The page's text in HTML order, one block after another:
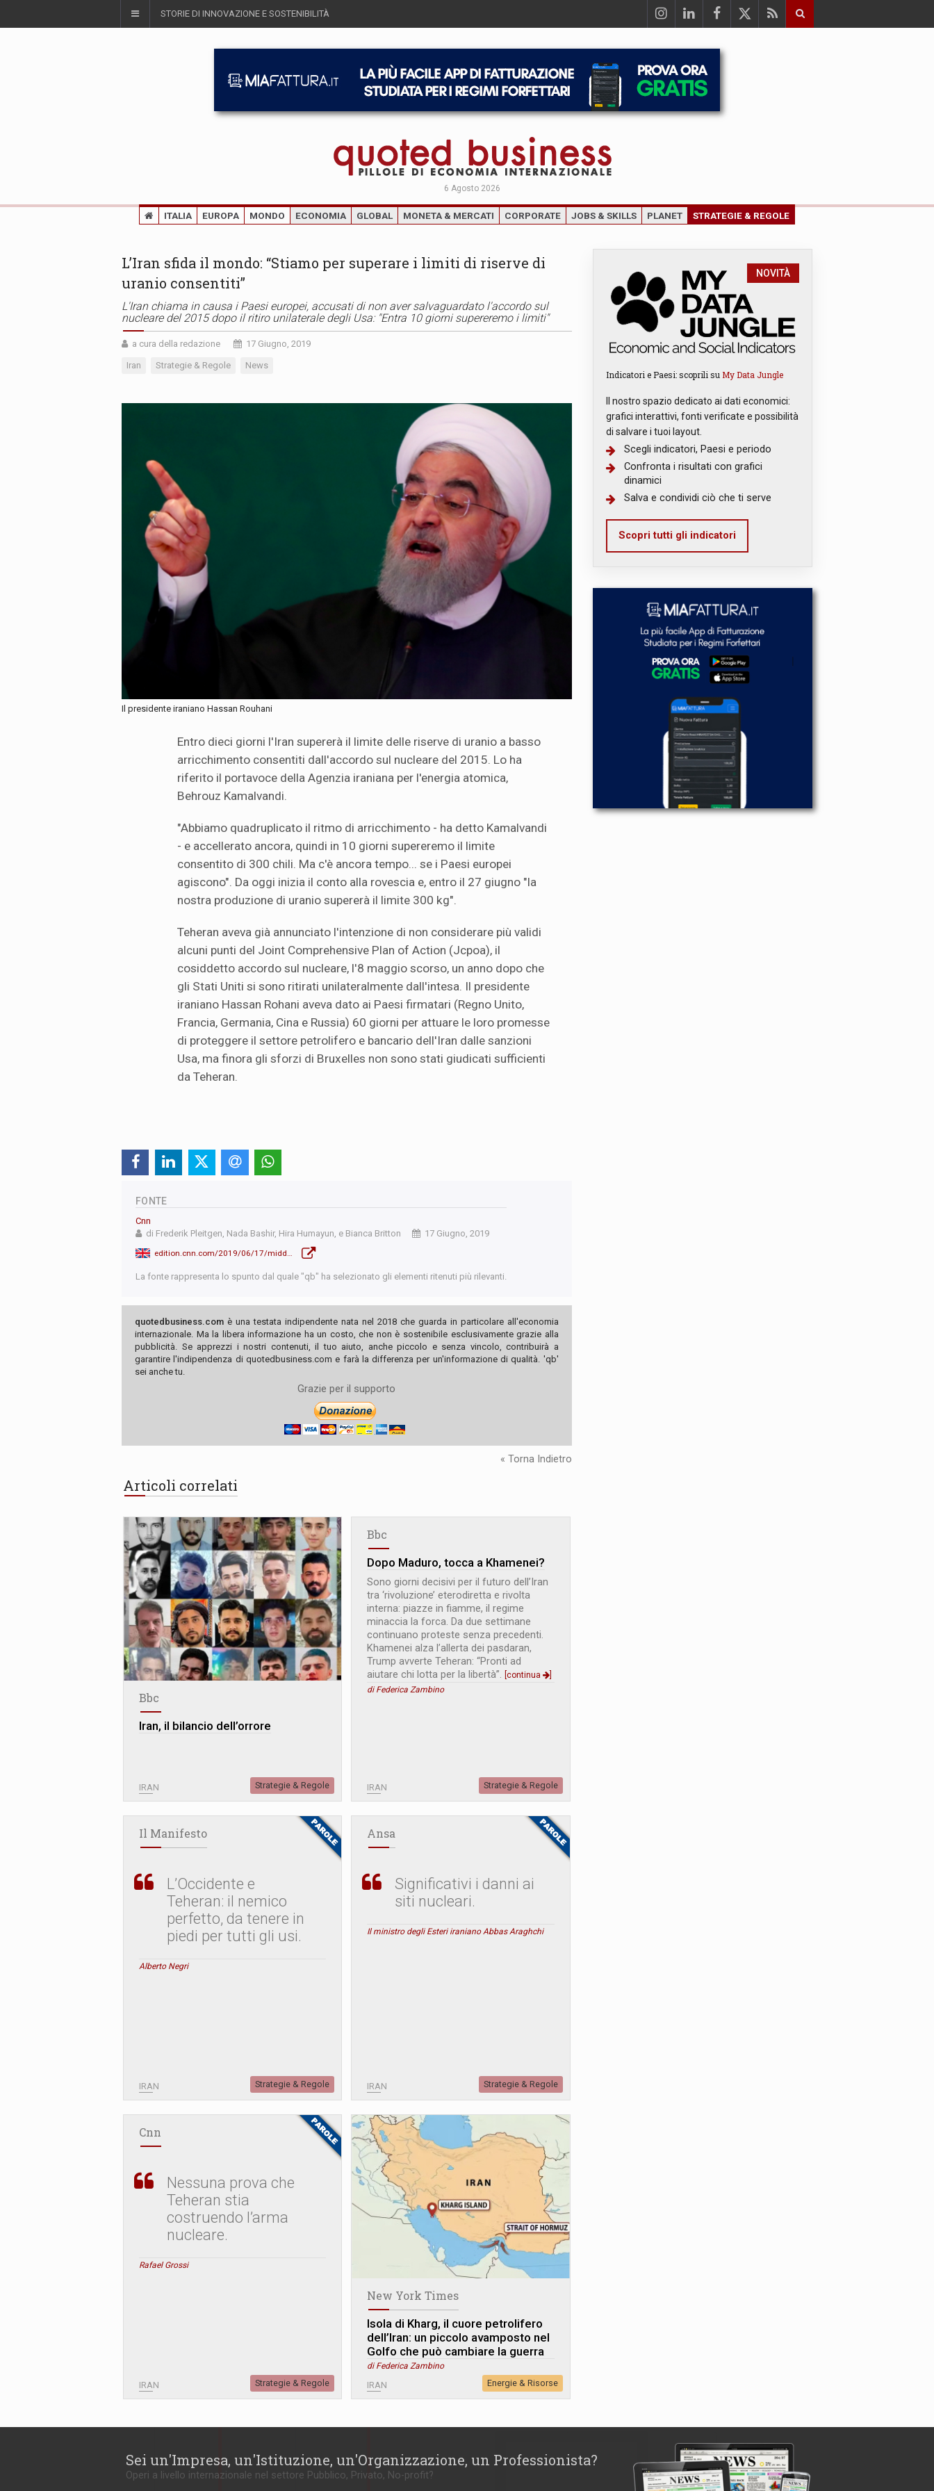
STORIE DI INNOVAZIONE E SOSTENIBILITÀ
6 Agosto 2026
ITALIA EUROPA MONDO ECONOMIA GLOBAL MONETA & MERCATI CORPORATE JOBS & SKILLS PLANET STRATEGIE & REGOLE
L’Iran sfida il mondo: “Stiamo per superare i limiti di riserve di
uranio consentiti”
L'Iran chiama in causa i Paesi europei, accusati di non aver salvaguardato l'accordo sul
nucleare del 2015 dopo il ritiro unilaterale degli Usa: "Entra 10 giorni supereremo i limiti"
a cura della redazione 17 Giugno, 2019
Iran Strategie & Regole News
Il presidente iraniano Hassan Rouhani
Entro dieci giorni l'Iran supererà il limite delle riserve di uranio a basso
arricchimento consentiti dall'accordo sul nucleare del 2015. Lo ha
riferito il portavoce della Agenzia iraniana per l'energia atomica,
Behrouz Kamalvandi.
"Abbiamo quadruplicato il ritmo di arricchimento - ha detto Kamalvandi
- e accellerato ancora, quindi in 10 giorni supereremo il limite
consentito di 300 chili. Ma c'è ancora tempo... se i Paesi europei
agiscono". Da oggi inizia il conto alla rovescia e, entro il 27 giugno "la
nostra produzione di uranio supererà il limite 300 kg".
Teheran aveva già annunciato l'intenzione di non considerare più validi
alcuni punti del Joint Comprehensive Plan of Action (Jcpoa), il
cosiddetto accordo sul nucleare, l'8 maggio scorso, un anno dopo che
gli Stati Uniti si sono ritirati unilateralmente dall'intesa. Il presidente
iraniano Hassan Rohani aveva dato ai Paesi firmatari (Regno Unito,
Francia, Germania, Cina e Russia) 60 giorni per attuare le loro promesse
di proteggere il settore petrolifero e bancario dell'Iran dalle sanzioni
Usa, ma finora gli sforzi di Bruxelles non sono stati giudicati sufficienti
da Teheran.
FONTE
Cnn
di Frederik Pleitgen, Nada Bashir, Hira Humayun, e Bianca Britton
17 Giugno, 2019
La fonte rappresenta lo spunto dal quale "qb" ha selezionato gli elementi ritenuti più rilevanti.
quotedbusiness.com è una testata indipendente nata nel 2018 che guarda in particolare all'economia
internazionale. Ma la libera informazione ha un costo, che non è sostenibile esclusivamente grazie alla
pubblicità. Se apprezzi i nostri contenuti, il tuo aiuto, anche piccolo e senza vincolo, contribuirà a
garantire l'indipendenza di quotedbusiness.com e farà la differenza per un'informazione di qualità. 'qb'
sei anche tu.
Grazie per il supporto
« Torna Indietro
Articoli correlati
Bbc
Iran, il bilancio dell’orrore
IRAN Strategie & Regole
Bbc
Dopo Maduro, tocca a Khamenei?
Sono giorni decisivi per il futuro dell’Iran
tra ‘rivoluzione’ eterodiretta e rivolta
interna: piazze in fiamme, il regime
minaccia la forca. Da due settimane
continuano proteste senza precedenti.
Khamenei alza l’allerta dei pasdaran,
Trump avverte Teheran: “Pronti ad
aiutare chi lotta per la libertà”. [continua
di Federica Zambino
IRAN Strategie & Regole
Il Manifesto
L’Occidente e
Teheran: il nemico
perfetto, da tenere in
piedi per tutti gli usi.
Alberto Negri
IRAN Strategie & Regole
Ansa
Significativi i danni ai
siti nucleari.
Il ministro degli Esteri iraniano Abbas Araghchi
IRAN Strategie & Regole
Cnn
Nessuna prova che
Teheran stia
costruendo l’arma
nucleare.
Rafael Grossi
IRAN Strategie & Regole
New York Times
Isola di Kharg, il cuore petrolifero
dell’Iran: un piccolo avamposto nel
Golfo che può cambiare la guerra
di Federica Zambino
IRAN Energie & Risorse
NOVITÀ
Indicatori e Paesi: scoprili su My Data Jungle
Il nostro spazio dedicato ai dati economici:
grafici interattivi, fonti verificate e possibilità
di salvare i tuoi layout.
Scegli indicatori, Paesi e periodo
Confronta i risultati con grafici
dinamici
Salva e condividi ciò che ti serve
Scopri tutti gli indicatori
Sei un'Impresa, un'Istituzione, un'Organizzazione, un Professionista?
Operi a livello internazionale nel settore Pubblico, Privato, No-profit?